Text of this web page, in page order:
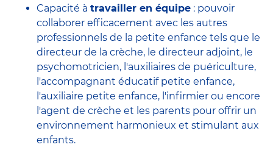
Capacité à travailler en équipe : pouvoir
collaborer efficacement avec les autres
professionnels de la petite enfance tels que le
directeur de la crèche, le directeur adjoint, le
psychomotricien, l'auxiliaires de puériculture,
l'accompagnant éducatif petite enfance,
l'auxiliaire petite enfance, l'infirmier ou encore
l'agent de crèche et les parents pour offrir un
environnement harmonieux et stimulant aux
enfants.